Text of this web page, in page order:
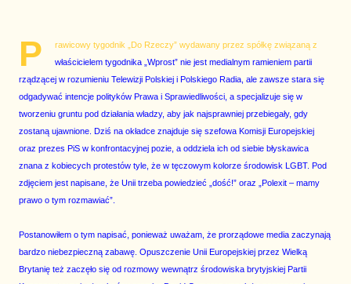
P
rawicowy tygodnik „Do Rzeczy” wydawany przez spółkę związaną z
właścicielem tygodnika „Wprost” nie jest medialnym ramieniem partii
rządzącej w rozumieniu Telewizji Polskiej i Polskiego Radia, ale zawsze stara się
odgadywać intencje polityków Prawa i Sprawiedliwości, a specjalizuje się w
tworzeniu gruntu pod działania władzy, aby jak najsprawniej przebiegały, gdy
zostaną ujawnione. Dziś na okładce znajduje się szefowa Komisji Europejskiej
oraz prezes PiS w konfrontacyjnej pozie, a oddziela ich od siebie błyskawica
znana z kobiecych protestów tyle, że w tęczowym kolorze środowisk LGBT. Pod
zdjęciem jest napisane, że Unii trzeba powiedzieć „dość!” oraz „Polexit – mamy
prawo o tym rozmawiać”.
Postanowiłem o tym napisać, ponieważ uważam, że prorządowe media zaczynają
bardzo niebezpieczną zabawę. Opuszczenie Unii Europejskiej przez Wielką
Brytanię też zaczęło się od rozmowy wewnątrz środowiska brytyjskiej Partii